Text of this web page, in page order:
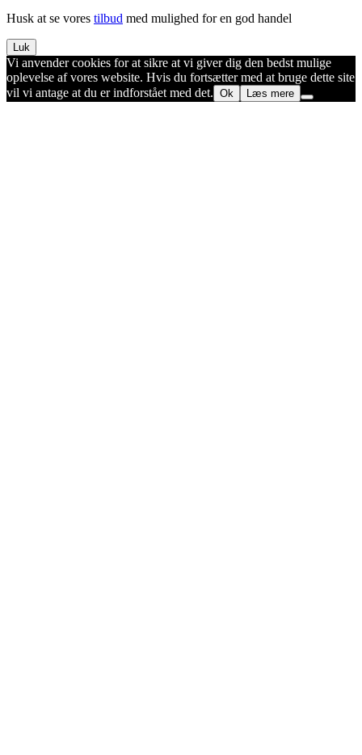
Husk at se vores tilbud med mulighed for en god handel
Luk
Vi anvender cookies for at sikre at vi giver dig den bedst mulige
oplevelse af vores website. Hvis du fortsætter med at bruge dette site
vil vi antage at du er indforstået med det. Ok Læs mere